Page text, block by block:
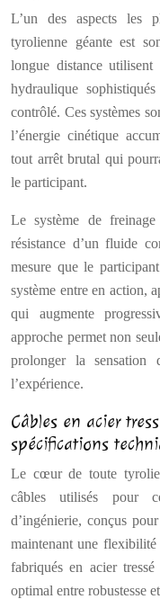
L’un des aspects les
tyrolienne géante est
longue distance utilisent
hydraulique
contrôlé. Ces systèmes
l’énergie cinétique
tout arrêt brutal qui
le participant.
Le système de
résistance d’un fluide
mesure que le
système entre en action,
qui augmente
approche permet non
prolonger la sensation
l’expérience.
Câbles en acier
spécifications
Le cœur de toute
câbles utilisés pour
d’ingénierie, conçus
maintenant une flexibilité
fabriqués en acier
optimal entre robustesse